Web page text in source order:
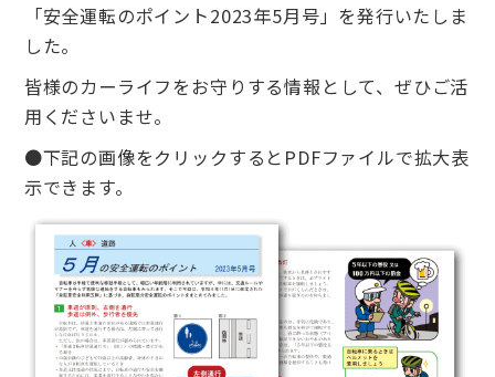
「安全運転のポイント2023年5月号」を発行いたしま
した。
皆様のカーライフをお守りする情報として、ぜひご活
用くださいませ。
●下記の画像をクリックするとPDFファイルで拡大表
示できます。